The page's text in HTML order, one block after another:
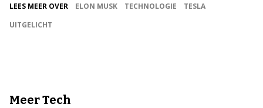
LEES MEER OVER ELON MUSK TECHNOLOGIE
TESLA
UITGELICHT
Meer Tech